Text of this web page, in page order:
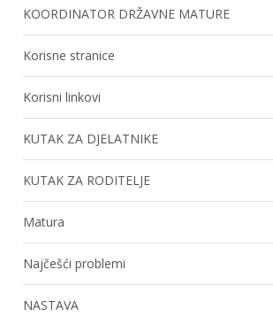
KOORDINATOR DRŽAVNE MATURE
Korisne stranice
Korisni linkovi
KUTAK ZA DJELATNIKE
KUTAK ZA RODITELJE
Matura
Najčešći problemi
NASTAVA